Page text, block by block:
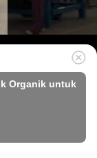
Organik untuk